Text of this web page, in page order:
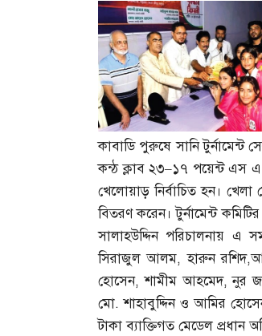
কাবাডি পুরুষে সানি টুর্নামেন্ট
কন্ঠ ক্লাব ২৩–১৭ পয়েন্ট এস এ
খেলোয়াড় নির্বাচিত হন।
বিতরণ করেন। টুর্নামেন্ট
সালাহউদ্দিন পরিচালনায় এ
সিরাজুল আলম,হারুন রশিদ,
হোসেন,শামীম আহমেদ,নুর
মো.শাহাবুদ্দিন ও আমির
টাকা ব্যাক্তিগত মেডেল প্রধান